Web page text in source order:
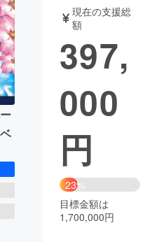
ット
書籍・雑誌
チャレンジ
化
CAMPFIRE Creation
コミュニティ
現在の支援総
額
397,
000
円
23%
目標金額は
1,700,000円